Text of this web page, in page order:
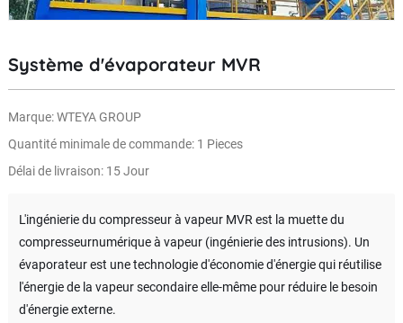
Système d'évaporateur MVR
Marque: WTEYA GROUP
Quantité minimale de commande: 1 Pieces
Délai de livraison: 15 Jour
L'ingénierie du compresseur à vapeur MVR est la muette du
compresseurnumérique à vapeur (ingénierie des intrusions). Un
évaporateur est une technologie d'économie d'énergie qui réutilise
l'énergie de la vapeur secondaire elle-même pour réduire le besoin
d'énergie externe.